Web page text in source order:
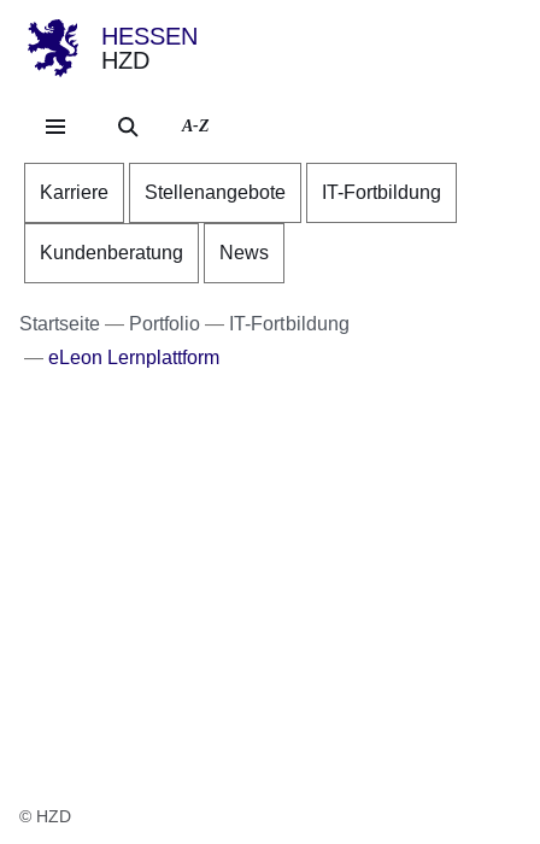
HESSEN
HZD
A-Z
Karriere Stellenangebote IT-Fortbildung
Kundenberatung News
Startseite Portfolio
IT-Fortbildung
eLeon Lernplattform
© HZD